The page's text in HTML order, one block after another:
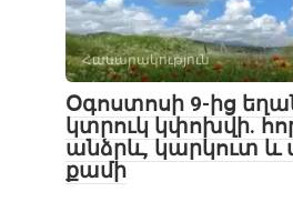
Հասարակություն
Օգոստոսի 9-ից
կտրուկ կփոխվի․
անձրև, կարկուտ և
քամի